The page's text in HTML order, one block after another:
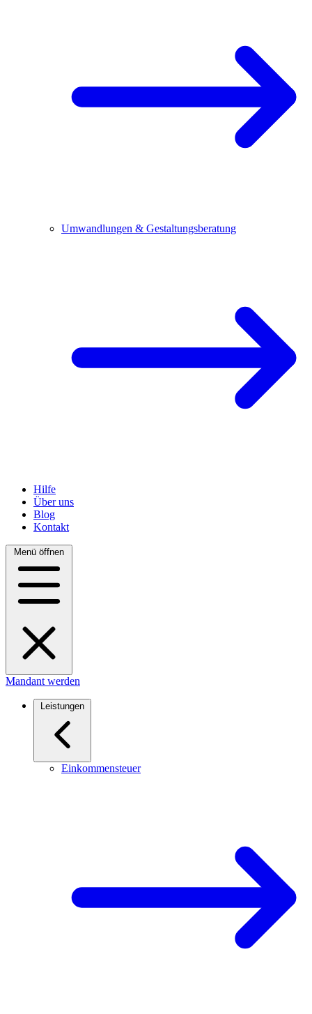
Umwandlungen & Gestaltungsberatung
Hilfe
Über uns
Blog
Kontakt
Menü öffnen
Mandant werden
Leistungen
Einkommensteuer